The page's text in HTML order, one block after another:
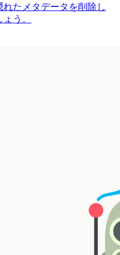
たメタデータを削除し
う。